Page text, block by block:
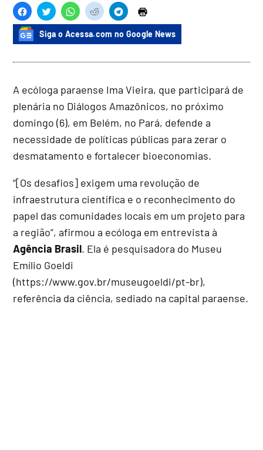
Siga o Acessa.com no Google News
A ecóloga paraense Ima Vieira, que participará de
plenária no Diálogos Amazônicos, no próximo
domingo (6), em Belém, no Pará, defende a
necessidade de políticas públicas para zerar o
desmatamento e fortalecer bioeconomias.
“[Os desafios] exigem uma revolução de
infraestrutura científica e o reconhecimento do
papel das comunidades locais em um projeto para
a região”, afirmou a ecóloga em entrevista à
Agência Brasil. Ela é pesquisadora do Museu
Emílio Goeldi
(https://www.gov.br/museugoeldi/pt-br),
referência da ciência, sediado na capital paraense.